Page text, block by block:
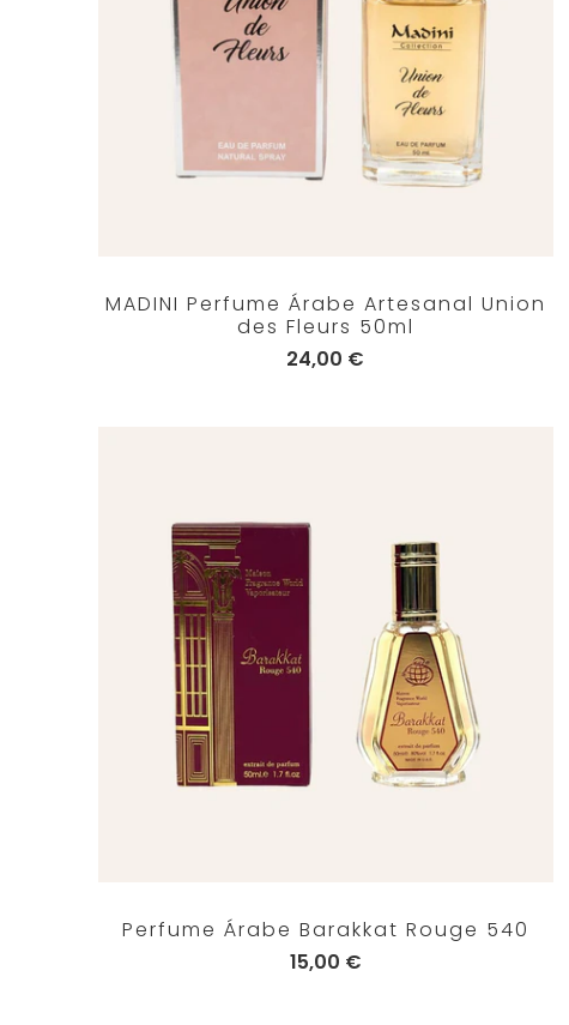
MADINI Perfume Árabe Artesanal Union
des Fleurs 50ml
24,00 €
Perfume Árabe Barakkat Rouge 540
15,00 €